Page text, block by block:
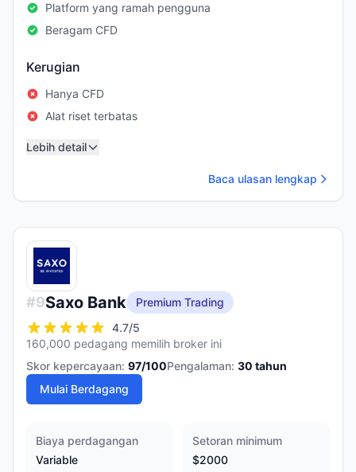
Platform yang ramah pengguna
Beragam CFD
Kerugian
Hanya CFD
Alat riset terbatas
Lebih detail
Baca ulasan lengkap
#9Saxo Bank
Premium Trading
4.7/5
160,000 pedagang memilih broker ini
Skor kepercayaan: 97/100Pengalaman: 30 tahun
Mulai Berdagang
Biaya perdagangan
Variable
Setoran minimum
$2000